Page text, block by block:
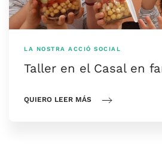
LA NOSTRA ACCIÓ SOCIAL
Taller en el Casal en
QUIERO LEER MÁS